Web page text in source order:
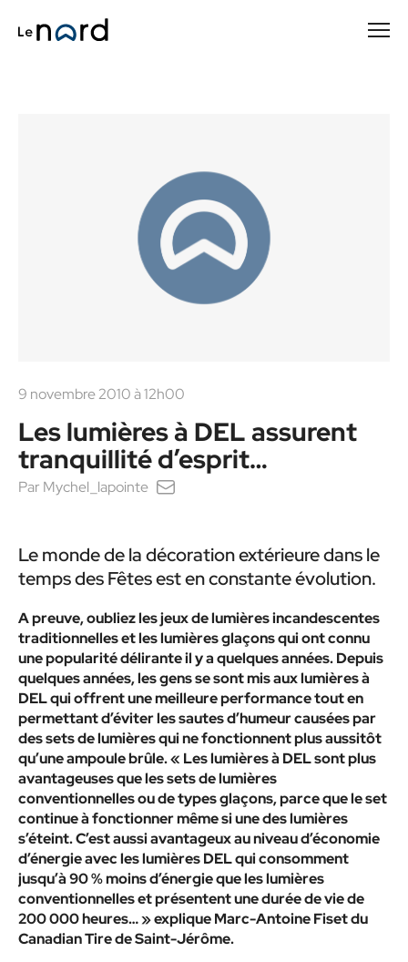
9 novembre 2010 à 12h00
Les lumières à DEL assurent
tranquillité d’esprit…
Par Mychel_lapointe
Le monde de la décoration extérieure dans le
temps des Fêtes est en constante évolution.
A preuve, oubliez les jeux de lumières incandescentes
traditionnelles et les lumières glaçons qui ont connu
une popularité délirante il y a quelques années. Depuis
quelques années, les gens se sont mis aux lumières à
DEL qui offrent une meilleure performance tout en
permettant d’éviter les sautes d’humeur causées par
des sets de lumières qui ne fonctionnent plus aussitôt
qu’une ampoule brûle. « Les lumières à DEL sont plus
avantageuses que les sets de lumières
conventionnelles ou de types glaçons, parce que le set
continue à fonctionner même si une des lumières
s’éteint. C’est aussi avantageux au niveau d’économie
d’énergie avec les lumières DEL qui consomment
jusqu’à 90 % moins d’énergie que les lumières
conventionnelles et présentent une durée de vie de
200 000 heures… » explique Marc-Antoine Fiset du
Canadian Tire de Saint-Jérôme.